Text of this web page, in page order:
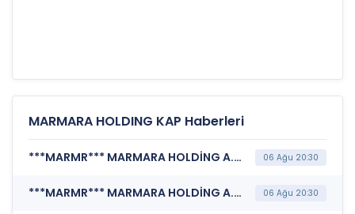
MARMARA HOLDING KAP Haberleri
***MARMR*** MARMARA HOLDİNG A.Ş. (Şirket Genel Bilgi Formu) 06 Ağu 20:30
***MARMR*** MARMARA HOLDİNG A.Ş. (Özel Durum Açıklaması (Genel)) 06 Ağu 20:30